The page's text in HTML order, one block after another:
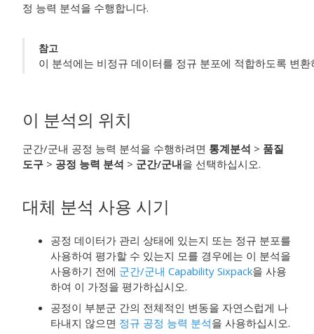
정 능력 분석을 수행합니다.
참고
이 분석에는 비정규 데이터를 정규 분포에 적합하도록 변
이 분석의 위치
군간/군내 공정 능력 분석을 수행하려면 통계분석 > 품질
도구 > 공정 능력 분석 > 군간/군내을 선택하십시오.
대체 분석 사용 시기
공정 데이터가 관리 상태에 있는지 또는 정규 분포를
사용하여 평가할 수 있는지 모를 경우에는 이 분석을
사용하기 전에 군간/군내 Capability Sixpack을 사용
하여 이 가정을 평가하십시오.
공정이 부분군 간의 전체적인 변동을 자연스럽게 나
타내지 않으면 정규 공정 능력 분석을 사용하십시오.